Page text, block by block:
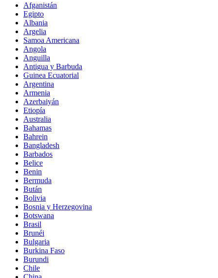
Afganistán
Egipto
Albania
Argelia
Samoa Americana
Angola
Anguilla
Antigua y Barbuda
Guinea Ecuatorial
Argentina
Armenia
Azerbaiyán
Etiopía
Australia
Bahamas
Bahrein
Bangladesh
Barbados
Belice
Benin
Bermuda
Bután
Bolivia
Bosnia y Herzegovina
Botswana
Brasil
Brunéi
Bulgaria
Burkina Faso
Burundi
Chile